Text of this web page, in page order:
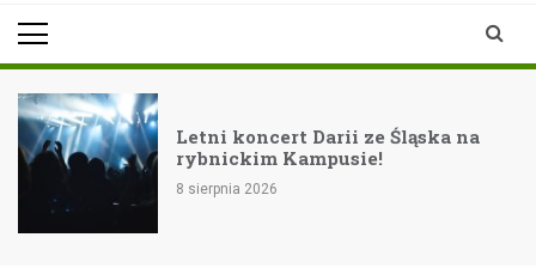
Letni koncert Darii ze Śląska na
rybnickim Kampusie!
8 sierpnia 2026